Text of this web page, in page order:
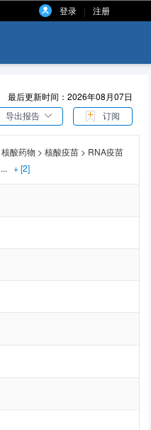
登录 | 注册
最后更新时间：2026年08月07日
导出报告 订阅
核酸药物 > 核酸疫苗 > RNA疫苗
... + [2]